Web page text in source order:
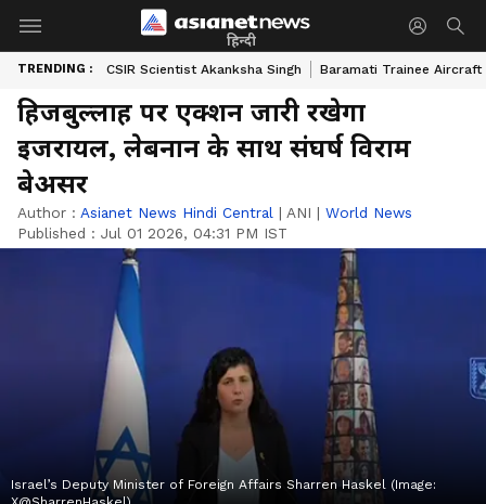
हिन्दी
TRENDING : CSIR Scientist Akanksha Singh Baramati Trainee Aircraft
हिजबुल्लाह पर एक्शन जारी रखेगा
इजरायल, लेबनान के साथ संघर्ष विराम
बेअसर
Author : Asianet News Hindi Central | ANI | World News
Published : Jul 01 2026, 04:31 PM IST
Israel’s Deputy Minister of Foreign Affairs Sharren Haskel (Image: